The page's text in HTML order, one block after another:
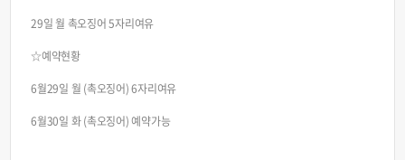
29일 월 촉오징어 5자리여유
☆예약현황
6월29일 월 (촉오징어) 6자리여유
6월30일 화 (촉오징어) 예약가능